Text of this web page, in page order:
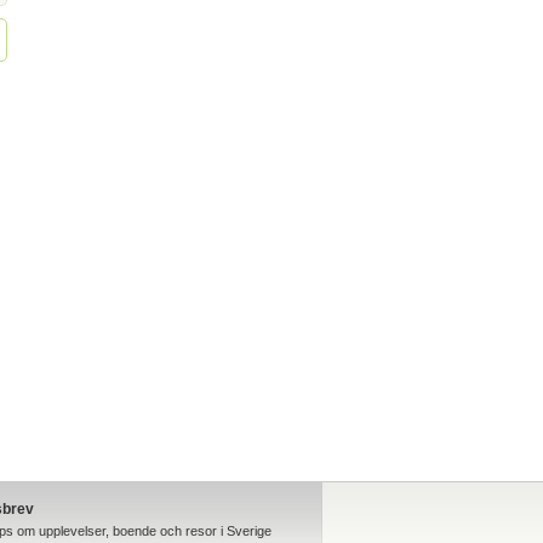
om upplevelser, boende och resor i Sverige